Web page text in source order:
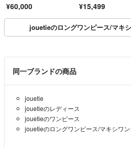
¥60,000 ¥15,499
jouetieのロングワンピース/マキ
同一ブランドの商品
jouetie
jouetieのレディース
jouetieのワンピース
jouetieのロングワンピース/マキシワン